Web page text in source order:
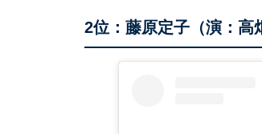
2位：藤原定子（演：高